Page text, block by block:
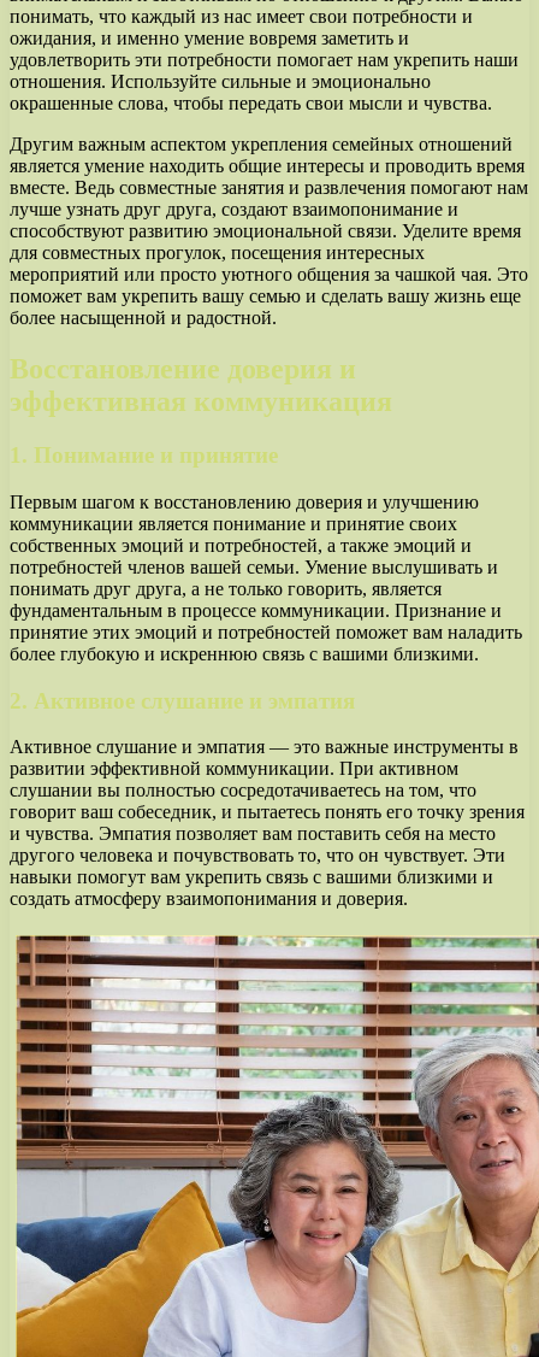
понимать, что каждый из нас имеет свои потребности и
ожидания, и именно умение вовремя заметить и
удовлетворить эти потребности помогает нам укрепить наши
отношения. Используйте сильные и эмоционально
окрашенные слова, чтобы передать свои мысли и чувства.
Другим важным аспектом укрепления семейных отношений
является умение находить общие интересы и проводить время
вместе. Ведь совместные занятия и развлечения помогают нам
лучше узнать друг друга, создают взаимопонимание и
способствуют развитию эмоциональной связи. Уделите время
для совместных прогулок, посещения интересных
мероприятий или просто уютного общения за чашкой чая. Это
поможет вам укрепить вашу семью и сделать вашу жизнь еще
более насыщенной и радостной.
Восстановление доверия и
эффективная коммуникация
1. Понимание и принятие
Первым шагом к восстановлению доверия и улучшению
коммуникации является понимание и принятие своих
собственных эмоций и потребностей, а также эмоций и
потребностей членов вашей семьи. Умение выслушивать и
понимать друг друга, а не только говорить, является
фундаментальным в процессе коммуникации. Признание и
принятие этих эмоций и потребностей поможет вам наладить
более глубокую и искреннюю связь с вашими близкими.
2. Активное слушание и эмпатия
Активное слушание и эмпатия — это важные инструменты в
развитии эффективной коммуникации. При активном
слушании вы полностью сосредотачиваетесь на том, что
говорит ваш собеседник, и пытаетесь понять его точку зрения
и чувства. Эмпатия позволяет вам поставить себя на место
другого человека и почувствовать то, что он чувствует. Эти
навыки помогут вам укрепить связь с вашими близкими и
создать атмосферу взаимопонимания и доверия.